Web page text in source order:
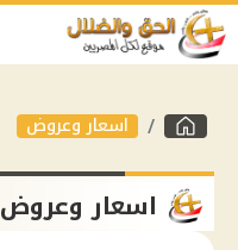
اسعار وعروض
اسعار وعروض